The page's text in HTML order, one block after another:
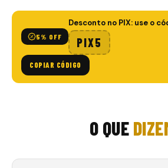
5% OFF
Desconto no PIX: use o
PIX5
COPIAR CÓDIGO
O QUE